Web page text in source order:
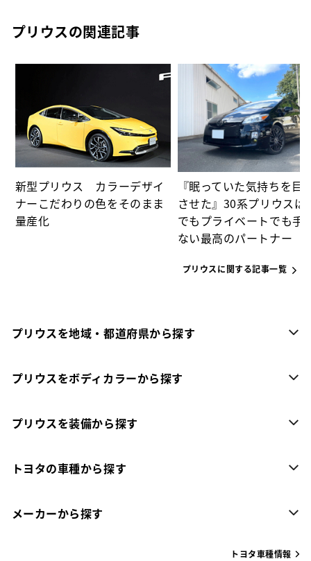
プリウスの関連記事
新型プリウス カラーデザイ
ナーこだわりの色をそのまま
量産化
『眠っていた気持ちを目
させた』30系プリウスは
でもプライベートでも手
ない最高のパートナー
プリウスに関する記事一覧
プリウスを地域・都道府県から探す
プリウスをボディカラーから探す
プリウスを装備から探す
トヨタの車種から探す
メーカーから探す
トヨタ車種情報